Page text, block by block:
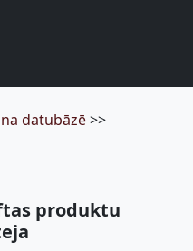
datubāzē>>
produktu